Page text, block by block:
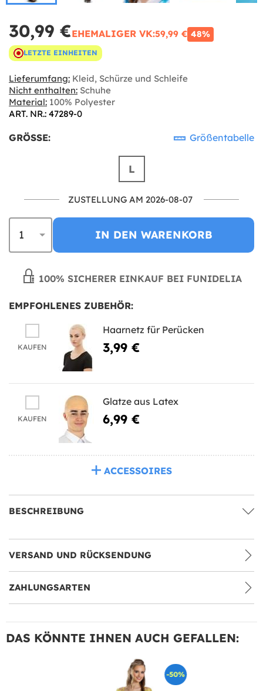
30,99 €EHEMALIGER VK:59,99 € 48%
LETZTE EINHEITEN
Lieferumfang: Kleid, Schürze und Schleife
Nicht enthalten: Schuhe
Material: 100% Polyester
ART. NR.: 47289-0
GRÖSSE: Größentabelle
L
ZUSTELLUNG AM 2026-08-07
IN DEN WARENKORB
100% SICHERER EINKAUF BEI FUNIDELIA
EMPFOHLENES ZUBEHÖR:
KAUFEN
Haarnetz für Perücken
3,99 €
KAUFEN
Glatze aus Latex
6,99 €
ACCESSOIRES
BESCHREIBUNG
VERSAND UND RÜCKSENDUNG
ZAHLUNGSARTEN
DAS KÖNNTE IHNEN AUCH GEFALLEN:
-50%